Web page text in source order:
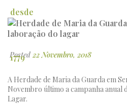
Posted 22 Novembro, 2018
A Herdade de Maria da Guarda em
Novembro último a campanha anual
Lagar.